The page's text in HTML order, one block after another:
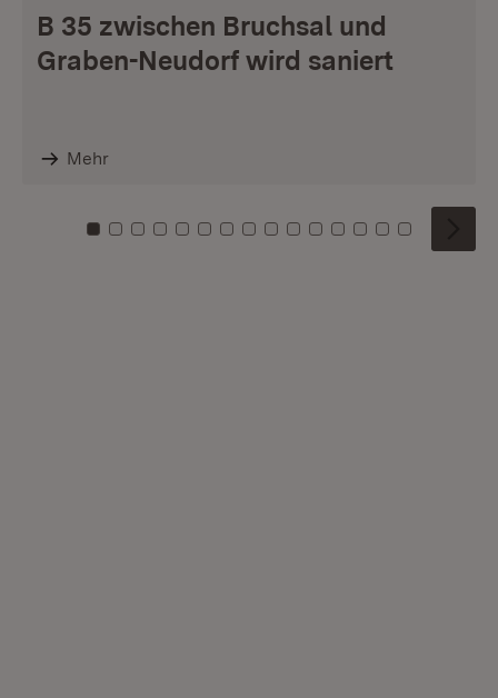
B 35 zwischen Bruchsal und
Graben-Neudorf wird saniert
Mehr
Zu Kachel: 0
Zu Kachel: 1
Zu Kachel: 2
Zu Kachel: 3
Zu Kachel: 4
Zu Kachel: 5
Zu Kachel: 6
Zu Kachel: 7
Zu Kachel: 8
Zu Kachel: 9
Zu Kachel: 10
Zu Kachel: 11
Zu Kachel: 12
Zu Kachel:
Zu